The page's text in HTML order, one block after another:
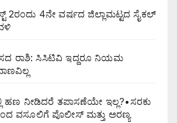
2ರಂದು 4ನೇ ವರ್ಷದ ಜಿಲ್ಲಾಮಟ್ಟದ ಸೈಕಲ್
ರಾಶಿ: ಸಿಸಿಟಿವಿ ಇದ್ದರೂ ನಿಯಮ
ಹಣ ನೀಡಿದರೆ ತಪಾಸಣೆಯೇ ಇಲ್ಲ?•ಸರಕು
ವಸೂಲಿಗೆ ಪೊಲೀಸ್ ಮತ್ತು ಅರಣ್ಯ